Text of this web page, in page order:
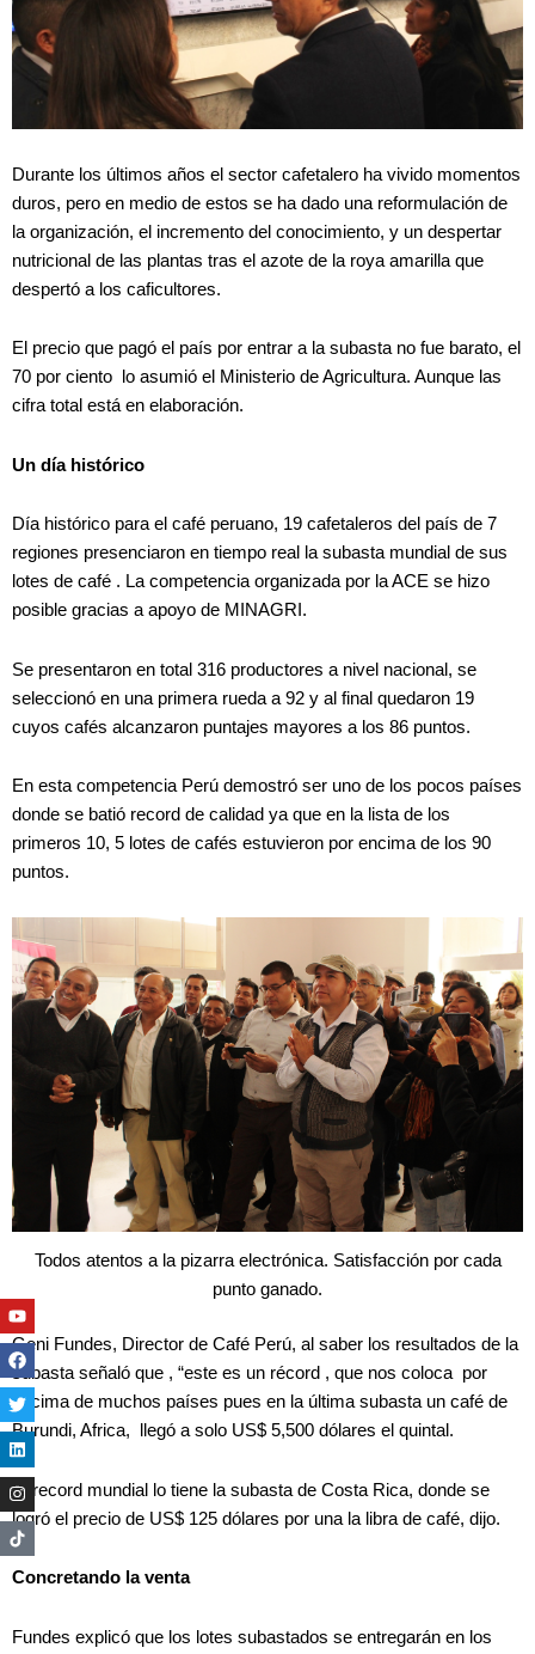
Durante los últimos años el sector cafetalero ha vivido momentos
duros, pero en medio de estos se ha dado una reformulación de
la organización, el incremento del conocimiento, y un despertar
nutricional de las plantas tras el azote de la roya amarilla que
despertó a los caficultores.
El precio que pagó el país por entrar a la subasta no fue barato, el
70 por ciento lo asumió el Ministerio de Agricultura. Aunque las
cifra total está en elaboración.
Un día histórico
Día histórico para el café peruano, 19 cafetaleros del país de 7
regiones presenciaron en tiempo real la subasta mundial de sus
lotes de café . La competencia organizada por la ACE se hizo
posible gracias a apoyo de MINAGRI.
Se presentaron en total 316 productores a nivel nacional, se
seleccionó en una primera rueda a 92 y al final quedaron 19
cuyos cafés alcanzaron puntajes mayores a los 86 puntos.
En esta competencia Perú demostró ser uno de los pocos países
donde se batió record de calidad ya que en la lista de los
primeros 10, 5 lotes de cafés estuvieron por encima de los 90
puntos.
Todos atentos a la pizarra electrónica. Satisfacción por cada
punto ganado.
Geni Fundes, Director de Café Perú, al saber los resultados de la
subasta señaló que , “este es un récord , que nos coloca por
encima de muchos países pues en la última subasta un café de
Burundi, Africa, llegó a solo US$ 5,500 dólares el quintal.
El record mundial lo tiene la subasta de Costa Rica, donde se
logró el precio de US$ 125 dólares por una la libra de café, dijo.
Concretando la venta
Fundes explicó que los lotes subastados se entregarán en los
Youtube
Facebook
Twitter
Linkedin
Instagram